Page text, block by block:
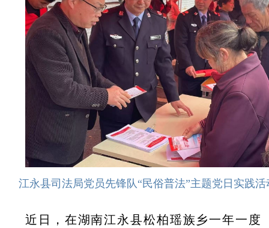
江永县司法局党员先锋队“民俗普法”主题党日实践
近日，在湖南江永县松柏瑶族乡一年一度